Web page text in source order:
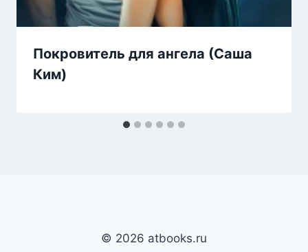
Покровитель для ангела (Саша
Ким)
© 2026 atbooks.ru